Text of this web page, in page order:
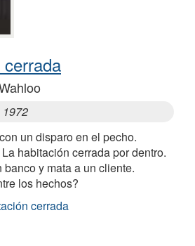
1972
un disparo en el pecho.
habitación cerrada por dentro.
y mata a un cliente.
los hechos?
cerrada